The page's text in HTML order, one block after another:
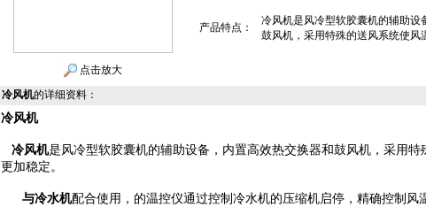
点击放大
产品特点：
冷风机是风冷型软胶囊机的辅助设
鼓风机，采用特殊的送风系统使风
冷风机的详细资料：
冷风机
冷风机是风冷型软胶囊机的辅助设备，内置高效热交换器和鼓风机，采用特
更加稳定。
与冷水机配合使用，的温控仪通过控制冷水机的压缩机启停，精确控制风